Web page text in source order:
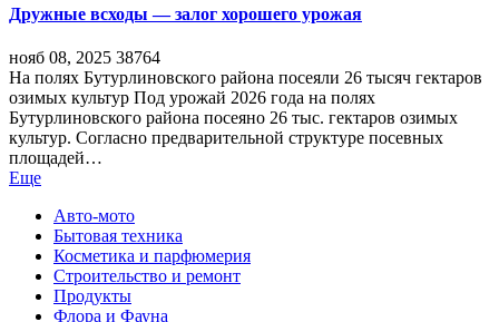
Дружные всходы — залог хорошего урожая
нояб 08, 2025 38764
На полях Бутурлиновского района посеяли 26 тысяч гектаров
озимых культур Под урожай 2026 года на полях
Бутурлиновского района посеяно 26 тыс. гектаров озимых
культур. Согласно предварительной структуре посевных
площадей…
Еще
Авто-мото
Бытовая техника
Косметика и парфюмерия
Строительство и ремонт
Продукты
Флора и Фауна